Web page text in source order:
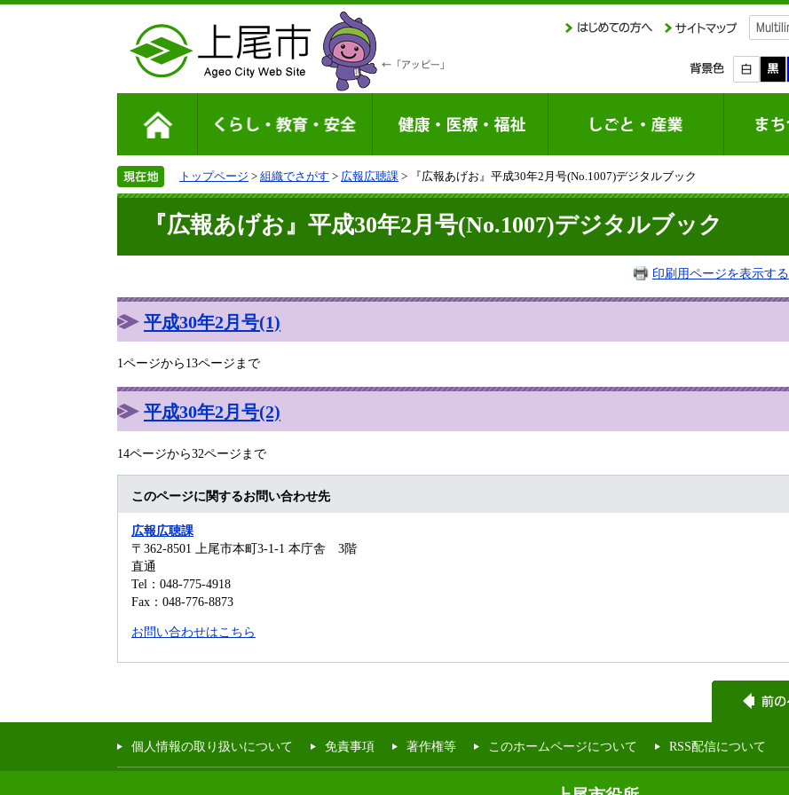
トップページ > 組織でさがす > 広報広聴課 > 『広報あげお』平成30年2月号(No.1007)デジタルブック
『広報あげお』平成30年2月号(No.1007)デジタルブック
印刷用ページを表示する
平成30年2月号(1)
1ページから13ページまで
平成30年2月号(2)
14ページから32ページまで
このページに関するお問い合わせ先
広報広聴課
〒362-8501
上尾市本町3-1-1 本庁舎 3階
直通
Tel：048-775-4918
Fax：048-776-8873
お問い合わせはこちら
個人情報の取り扱いについて 免責事項 著作権等 このホームページについて RSS配信について